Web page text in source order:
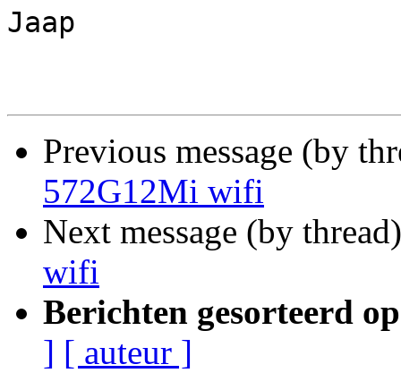
Jaap
Previous message (by
572G12Mi wifi
Next message (by
wifi
Berichten gesorteerd
] [ auteur ]